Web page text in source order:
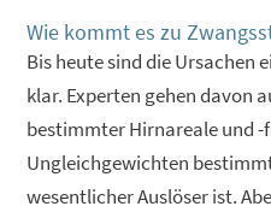
Wie kommt es zu
Bis heute sind die Ursachen
klar. Experten gehen davon
bestimmter Hirnareale und
Ungleichgewichten
wesentlicher Auslöser ist.